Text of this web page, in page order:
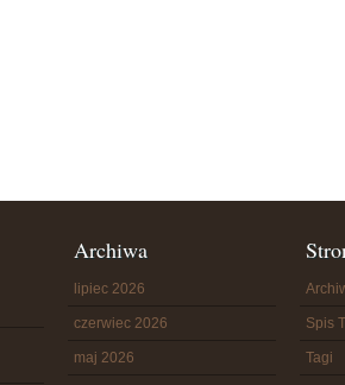
Archiwa
lipiec 2026
czerwiec 2026
maj 2026
Spis
Tagi